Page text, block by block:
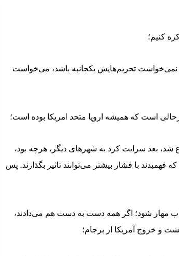
کنیم؛
نمی‌خواست تحریم‌هایش یکجانبه باشد، می‌خواست
است که همیشه اروپا متحد امریکا بوده است؛
از شهری شروع شد، بعد سرایت کرد به شهرهای دیگر، هرچه بود،
با فشار بیشتر می‌توانند تاثیر بگذارند. پس
مهار شود؛ اگر همه دست به دست هم می‌دادند،
و خروج آمریکا از برجام؛